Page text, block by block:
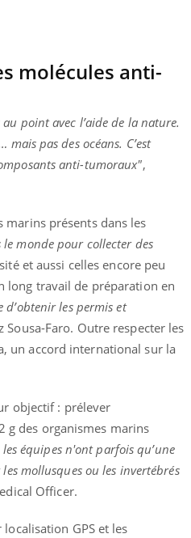
molécules anti-
point avec l’aide de la nature.
pas des océans. C’est
anti-tumoraux",
marins présents dans les
monde pour collecter des
et aussi celles encore peu
long travail de préparation en
les permis et
Sousa-Faro. Outre respecter les
un accord international sur la
objectif : prélever
g des organismes marins
équipes n'ont parfois qu’une
mollusques ou les invertébrés
Officer.
GPS et les
DE FOOD sur le diabète
rendez-vous culinaire qui
les idées reçues ! Dans cet
une ...